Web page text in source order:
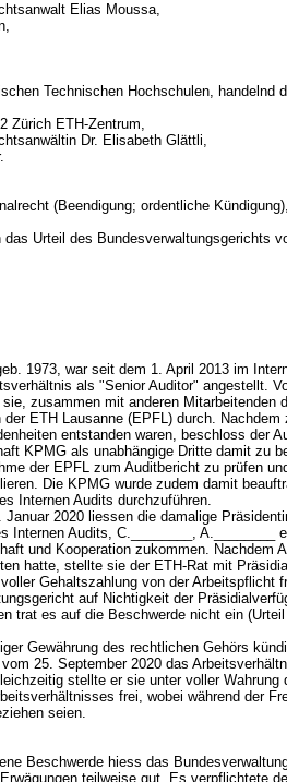
Elias Moussa,
Technischen Hochschulen, handelnd
Zürich ETH-Zentrum,
Dr. Elisabeth Glättli,
(Beendigung; ordentliche Kündigung),
das Urteil des Bundesverwaltungsgerichts
1973, war seit dem 1. April 2013 im
als "Senior Auditor" angestellt.
zusammen mit anderen Mitarbeitenden
der ETH Lausanne (EPFL) durch.
entstanden waren, beschloss der
KPMG als unabhängige Dritte damit zu
der EPFL zum Auditbericht zu prüfen
Die KPMG wurde zudem damit
Internen Audits durchzuführen.
Januar 2020 liessen die damalige
Internen Audits, C.________, A.________
und Kooperation zukommen. Nachdem
hatte, stellte sie der ETH-Rat mit
Gehaltszahlung von der Arbeitspflicht
auf Nichtigkeit der
trat es auf die Beschwerde nicht ein
Gewährung des rechtlichen Gehörs
25. September 2020 das
stellte er sie unter voller
frei, wobei während der
seien.
Beschwerde hiess das
teilweise gut. Es verpflichtete